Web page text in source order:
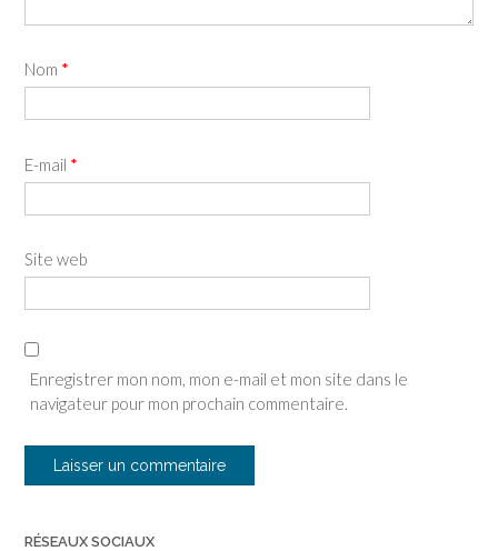
Nom *
E-mail *
Site web
Enregistrer mon nom, mon e-mail et mon site dans le
navigateur pour mon prochain commentaire.
RÉSEAUX SOCIAUX